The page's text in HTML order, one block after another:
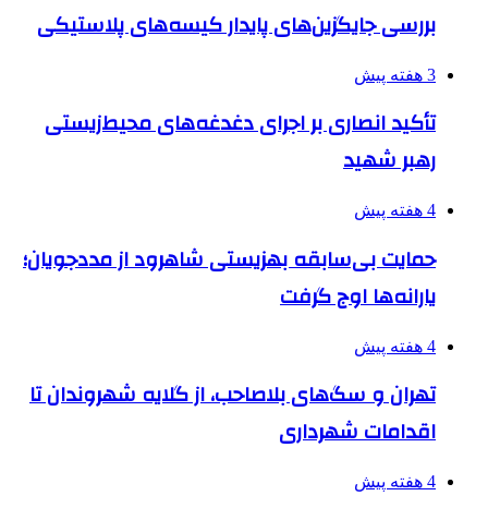
بررسی جایگزین‌های پایدار کیسه‌های پلاستیکی
3 هفته پیش
تأکید انصاری بر اجرای دغدغه‌های محیط‌زیستی
رهبر شهید
4 هفته پیش
حمایت بی‌سابقه بهزیستی شاهرود از مددجویان؛
یارانه‌ها اوج گرفت
4 هفته پیش
تهران و سگ‌های بلاصاحب، از گلایه شهروندان تا
اقدامات شهرداری
4 هفته پیش